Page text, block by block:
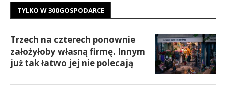
TYLKO W 300GOSPODARCE
Trzech na czterech ponownie
założyłoby własną firmę. Innym
już tak łatwo jej nie polecają